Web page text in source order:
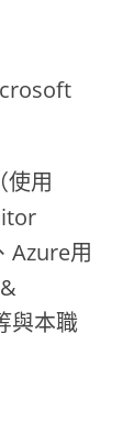
使用
Azure用
與本職